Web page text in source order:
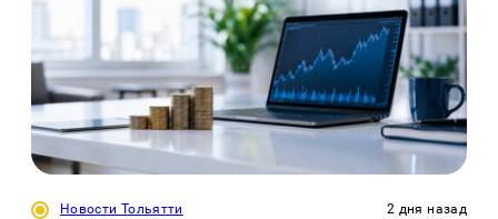
Новости Тольятти 2 дня назад